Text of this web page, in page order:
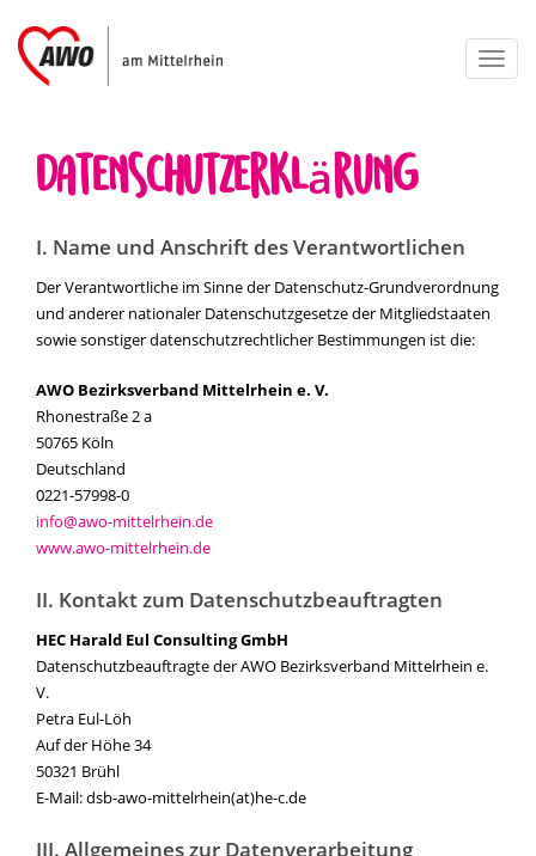
Toggle
Datenschutzerklärung
I. Name und Anschrift des Verantwortlichen
Der Verantwortliche im Sinne der Datenschutz-Grundverordnung
und anderer nationaler Datenschutzgesetze der Mitgliedstaaten
sowie sonstiger datenschutzrechtlicher Bestimmungen ist die:
AWO Bezirksverband Mittelrhein e. V.
Rhonestraße 2 a
50765 Köln
Deutschland
0221-57998-0
info@awo-mittelrhein.de
www.awo-mittelrhein.de
II. Kontakt zum Datenschutzbeauftragten
HEC Harald Eul Consulting GmbH
Datenschutzbeauftragte der AWO Bezirksverband Mittelrhein e.
V.
Petra Eul-Löh
Auf der Höhe 34
50321 Brühl
E-Mail: dsb-awo-mittelrhein(at)he-c.de
III. Allgemeines zur Datenverarbeitung